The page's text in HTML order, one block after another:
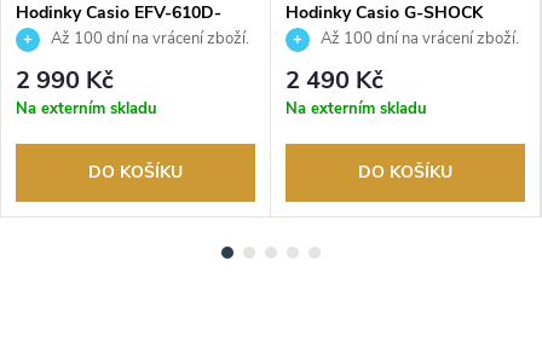
Hodinky Casio EFV-610D-
3CVUEFAž 100 dní na vrácení zboží.
Autorizovaný prodejce.
2 990 Kč
Na externím skladu
DO KOŠÍKU
Hodinky Casio G-SHOCK
DW-5600RL-1ER
Až 100 dní na vrácení zboží.
Autorizovaný prodejce.
2 490 Kč
Na externím skladu
DO KOŠÍKU